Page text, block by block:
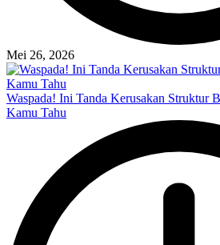
Mei 26, 2026
Waspada! Ini Tanda Kerusakan Struktur
Kamu Tahu